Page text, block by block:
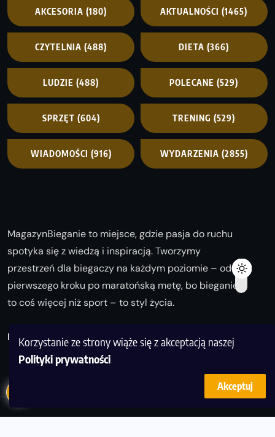
Korzystanie ze strony wiąże się z akceptacją naszej
Polityki prywatności
Akceptuj
AKCESORIA (180) AKTUALNOŚCI (1465)
CZYTELNIA (488) DIETA (366)
LUDZIE (488) POLECANE (529)
SPRZĘT (604) TRENING (529)
WIADOMOŚCI (916) WYDARZENIA (2855)
MagazynBieganie to miejsce, gdzie pasja do ruchu
spotyka się z wiedzą i inspiracją. Tworzymy
przestrzeń dla biegaczy na każdym poziomie – od
pierwszego kroku po maratońską metę, bo bieganie
to coś więcej niż sport – to styl życia.
Biegaj z nami i odkrywaj swoją najlepszą wersję!